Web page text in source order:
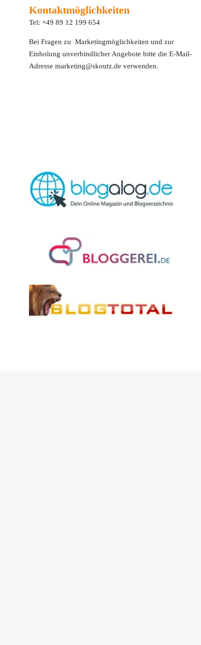
Kontaktmöglichkeiten
Tel: +49 89 12 199 654
Bei Fragen zu Marketingmöglichkeiten und zur
Einholung unverbindlicher Angebote bitte die E-Mail-
Adresse marketing@skoutz.de verwenden.